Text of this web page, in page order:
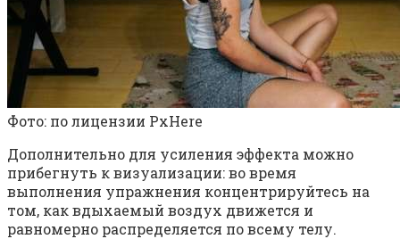
Фото: по лицензии PxHere
Дополнительно для усиления эффекта можно
прибегнуть к визуализации: во время
выполнения упражнения концентрируйтесь на
том, как вдыхаемый воздух движется и
равномерно распределяется по всему телу.